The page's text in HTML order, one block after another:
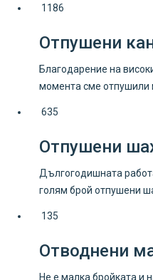
1186
Отпушени
Благодарение на
момента сме отпушили
635
Отпушени
Дългогодишната
голям брой отпушени
135
Отводнени
Не е малка бройката и